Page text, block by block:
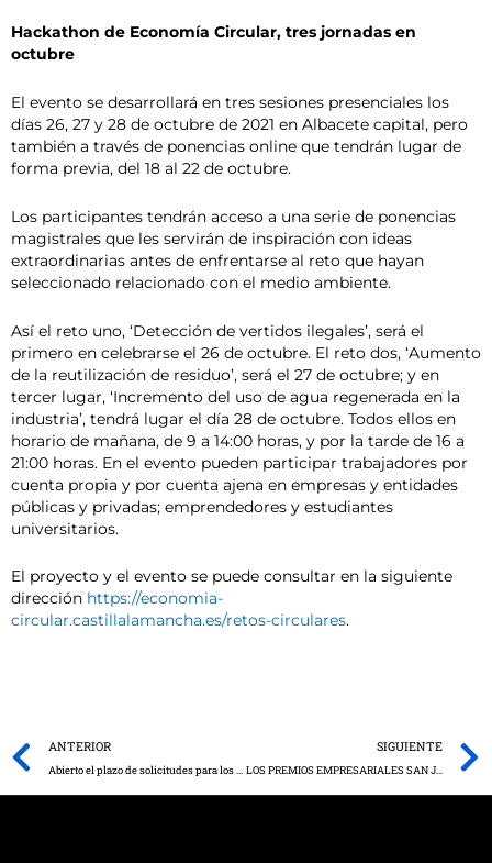
Hackathon de Economía Circular, tres jornadas en
octubre
El evento se desarrollará en tres sesiones presenciales los
días 26, 27 y 28 de octubre de 2021 en Albacete capital, pero
también a través de ponencias online que tendrán lugar de
forma previa, del 18 al 22 de octubre.
Los participantes tendrán acceso a una serie de ponencias
magistrales que les servirán de inspiración con ideas
extraordinarias antes de enfrentarse al reto que hayan
seleccionado relacionado con el medio ambiente.
Así el reto uno, ‘Detección de vertidos ilegales’, será el
primero en celebrarse el 26 de octubre. El reto dos, ‘Aumento
de la reutilización de residuo’, será el 27 de octubre; y en
tercer lugar, ‘Incremento del uso de agua regenerada en la
industria’, tendrá lugar el día 28 de octubre. Todos ellos en
horario de mañana, de 9 a 14:00 horas, y por la tarde de 16 a
21:00 horas. En el evento pueden participar trabajadores por
cuenta propia y por cuenta ajena en empresas y entidades
públicas y privadas; emprendedores y estudiantes
universitarios.
El proyecto y el evento se puede consultar en la siguiente
dirección https://economia-
circular.castillalamancha.es/retos-circulares.
Prev
ANTERIOR
Abierto el plazo de solicitudes para los 87 contratos del Plan de empleo de zonas rurales deprimidas (PEEZRD)
SIGUIENTE
LOS PREMIOS EMPRESARIALES SAN JUAN’2021-XXII EDICIÓN SE FIJAN EN EL CALENDARIO PARA EL DÍA 22 DE OCTUBRE